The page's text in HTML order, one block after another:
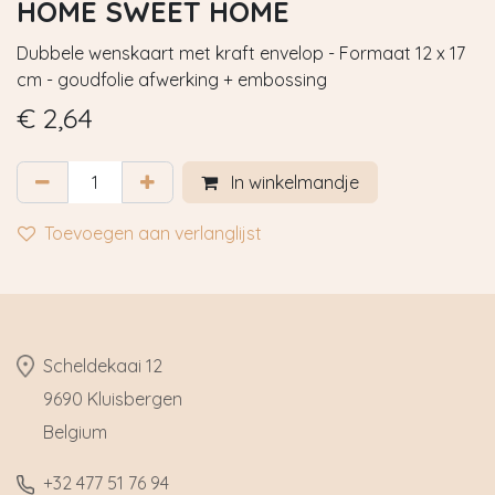
HOME SWEET HOME
Dubbele wenskaart met kraft envelop - Formaat 12 x 17
cm - goudfolie afwerking + embossing
€ 2,64
In winkelmandje
Toevoegen aan verlanglijst
​Scheldekaai 12
9690 Kluisbergen
​Belgium
​+32 477 51 76 94